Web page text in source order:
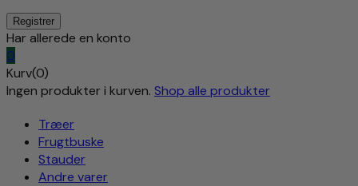
Har allerede en konto
0
Kurv(0)
Ingen produkter i kurven. Shop alle produkter
Træer
Frugtbuske
Stauder
Andre varer